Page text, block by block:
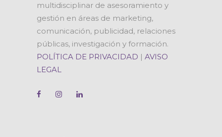
multidisciplinar de asesoramiento y
gestión en áreas de marketing,
comunicación, publicidad, relaciones
públicas, investigación y formación.
POLÍTICA DE PRIVACIDAD | AVISO
LEGAL